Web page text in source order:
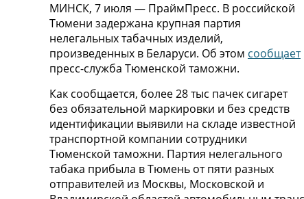
МИНСК, 7 июля — ПраймПресс. В российской
Тюмени задержана крупная партия
нелегальных табачных изделий,
произведенных в Беларуси. Об этом сообщает
пресс-служба Тюменской таможни.
Как сообщается, более 28 тыс пачек сигарет
без обязательной маркировки и без средств
идентификации выявили на складе известной
транспортной компании сотрудники
Тюменской таможни. Партия нелегального
табака прибыла в Тюмень от пяти разных
отправителей из Москвы, Московской и